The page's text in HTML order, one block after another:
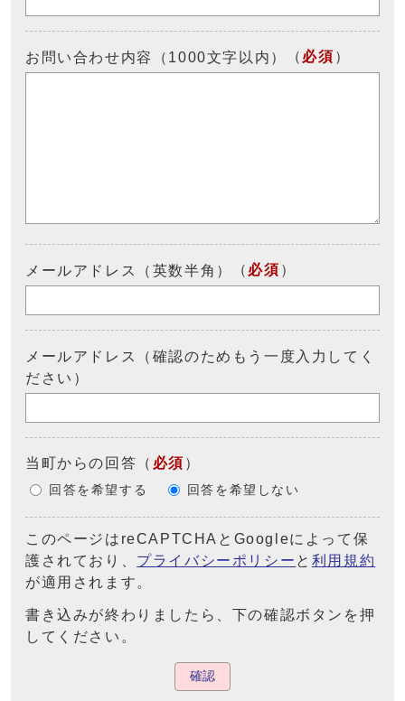
お問い合わせ内容（1000文字以内） （ 必須 ）
メールアドレス（英数半角） （ 必須 ）
メールアドレス（確認のためもう一度入力してく
ださい）
当町からの回答 （ 必須 ）
回答を希望する 回答を希望しない
このページはreCAPTCHAとGoogleによって保
護されており、 プライバシーポリシー と 利用規約
が適用されます。
書き込みが終わりましたら、下の確認ボタンを押
してください。
確認